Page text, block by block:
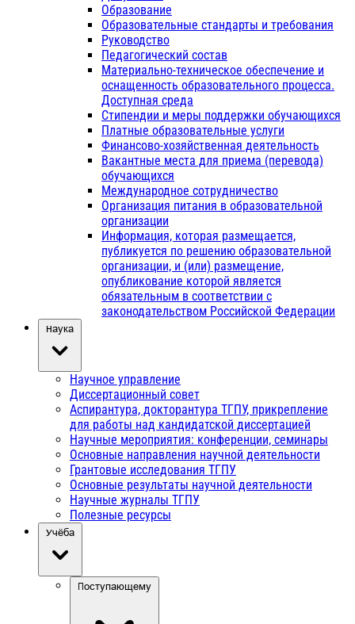
Образование
Образовательные стандарты и требования
Руководство
Педагогический состав
Материально-техническое обеспечение и
оснащенность образовательного процесса.
Доступная среда
Стипендии и меры поддержки обучающихся
Платные образовательные услуги
Финансово-хозяйственная деятельность
Вакантные места для приема (перевода)
обучающихся
Международное сотрудничество
Организация питания в образовательной
организации
Информация, которая размещается,
публикуется по решению образовательной
организации, и (или) размещение,
опубликование которой является
обязательным в соответствии с
законодательством Российской Федерации
Наука
Научное управление
Диссертационный совет
Аспирантура, докторантура ТГПУ, прикрепление
для работы над кандидатской диссертацией
Научные мероприятия: конференции, семинары
Основные направления научной деятельности
Грантовые исследования ТГПУ
Основные результаты научной деятельности
Научные журналы ТГПУ
Полезные ресурсы
Учёба
Поступающему